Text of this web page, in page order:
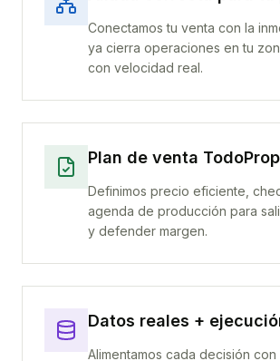
Conectamos tu venta con la
ya cierra operaciones en tu
con velocidad real.
Plan de venta
Definimos precio eficiente,
agenda de producción para
y defender margen.
Datos reales +
Alimentamos cada decisión